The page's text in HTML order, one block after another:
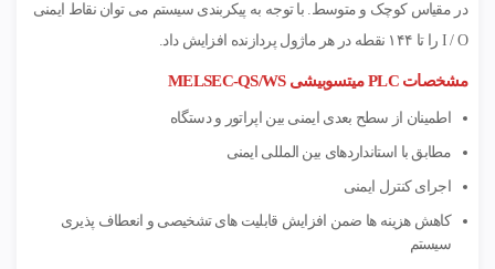
در مقیاس کوچک و متوسط. با توجه به پیکربندی سیستم می توان نقاط ایمنی
I / O را تا ۱۴۴ نقطه در هر ماژول پردازنده افزایش داد.
مشخصات PLC میتسوبیشی MELSEC-QS/WS
اطمینان از سطح بعدی ایمنی بین اپراتور و دستگاه
مطابق با استانداردهای بین المللی ایمنی
اجرای کنترل ایمنی
کاهش هزینه ها ضمن افزایش قابلیت های تشخیصی و انعطاف پذیری
سیستم